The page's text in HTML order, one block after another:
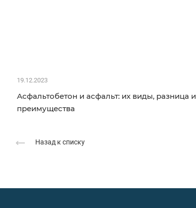
19.12.2023
Асфальтобетон и асфальт: их виды, разница и
преимущества
Назад к списку